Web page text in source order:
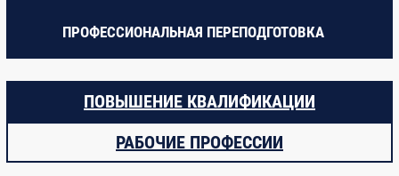
ПРОФЕССИОНАЛЬНАЯ ПЕРЕПОДГОТОВКА
ПОВЫШЕНИЕ КВАЛИФИКАЦИИ
РАБОЧИЕ ПРОФЕССИИ